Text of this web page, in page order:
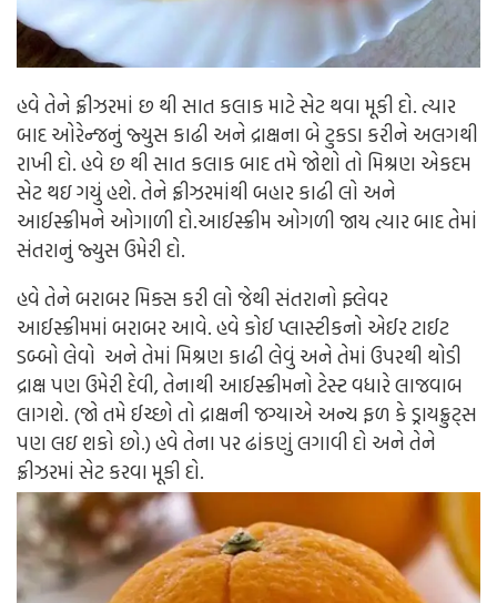
હવે તેને ફ્રીઝરમાં છ થી સાત કલાક માટે સેટ થવા મૂકી દો. ત્યાર
બાદ ઓરેન્જનું જ્યુસ કાઢી અને દ્રાક્ષના બે ટુકડા કરીને અલગથી
રાખી દો.હવે છ થી સાત કલાક બાદ તમે જોશો તો મિશ્રણ એકદમ
સેટ થઇ ગયું હશે. તેને ફ્રીઝરમાંથી બહાર કાઢી લો અને
આઈસ્ક્રીમને ઓગાળી દો.આઈસ્ક્રીમ ઓગળી જાય ત્યાર બાદ તેમાં
સંતરાનું જ્યુસ ઉમેરી દો.
હવે તેને બરાબર મિક્સ કરી લો જેથી સંતરાનો ફ્લેવર
આઈસ્ક્રીમમાં બરાબર આવે. હવે કોઈ પ્લાસ્ટીકનો એઈર ટાઈટ
ડબ્બો લેવો અને તેમાં મિશ્રણ કાઢી લેવું અને તેમાં ઉપરથી થોડી
દ્રાક્ષ પણ ઉમેરી દેવી, તેનાથી આઈસ્ક્રીમનો ટેસ્ટ વધારે લાજવાબ
લાગશે. (જો તમે ઈચ્છો તો દ્રાક્ષની જગ્યાએ અન્ય ફળ કે ડ્રાયફ્રુટ્સ
પણ લઇ શકો છો.)હવે તેના પર ઢાંકણું લગાવી દો અને તેને
ફ્રીઝરમાં સેટ કરવા મૂકી દો.